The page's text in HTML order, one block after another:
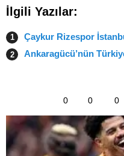
İlgili Yazılar:
Çaykur Rizespor
Ankaragücü’nün
0 0 0